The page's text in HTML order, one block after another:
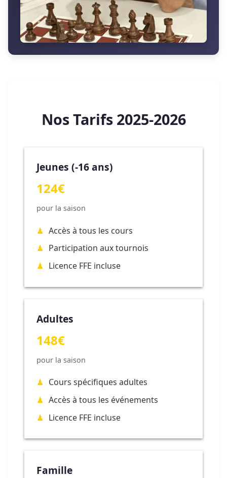
Nos Tarifs 2025-2026
Jeunes (-16 ans)
124€
pour la saison
Accès à tous les cours
Participation aux tournois
Licence FFE incluse
Adultes
148€
pour la saison
Cours spécifiques adultes
Accès à tous les événements
Licence FFE incluse
Famille